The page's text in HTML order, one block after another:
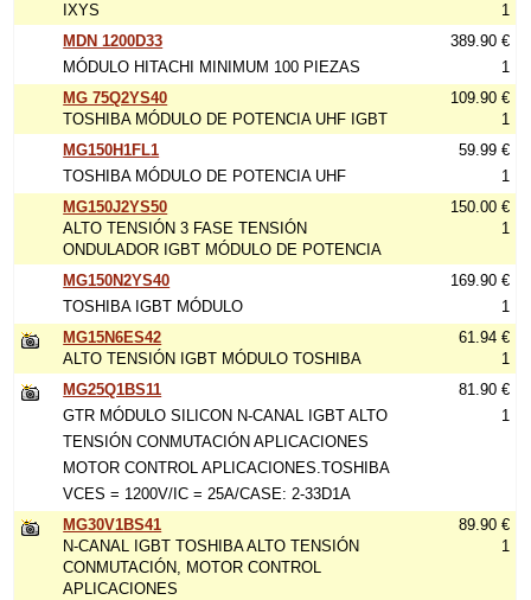
IXYS
1
MDN 1200D33
MÓDULO HITACHI MINIMUM 100 PIEZAS
389.90 €
1
MG 75Q2YS40
TOSHIBA MÓDULO DE POTENCIA UHF IGBT
109.90 €
1
MG150H1FL1
TOSHIBA MÓDULO DE POTENCIA UHF
59.99 €
1
MG150J2YS50
ALTO TENSIÓN 3 FASE TENSIÓN
ONDULADOR IGBT MÓDULO DE POTENCIA
150.00 €
1
MG150N2YS40
TOSHIBA IGBT MÓDULO
169.90 €
1
MG15N6ES42
ALTO TENSIÓN IGBT MÓDULO TOSHIBA
61.94 €
1
MG25Q1BS11
GTR MÓDULO SILICON N-CANAL IGBT ALTO
TENSIÓN CONMUTACIÓN APLICACIONES
MOTOR CONTROL APLICACIONES.TOSHIBA
VCES = 1200V/IC = 25A/CASE: 2-33D1A
81.90 €
1
MG30V1BS41
N-CANAL IGBT TOSHIBA ALTO TENSIÓN
CONMUTACIÓN, MOTOR CONTROL
APLICACIONES
89.90 €
1